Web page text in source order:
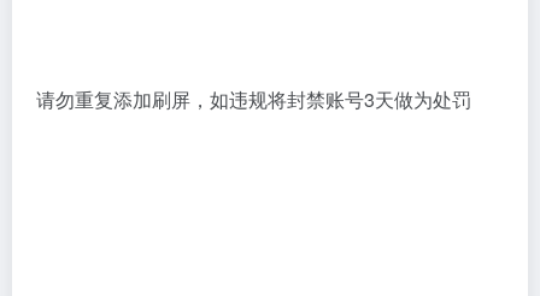
请勿重复添加刷屏，如违规将封禁账号3天做为处罚